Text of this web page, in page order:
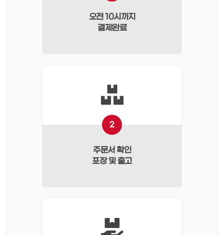
오전 10시까지
결제완료
2
주문서 확인
포장 및 출고